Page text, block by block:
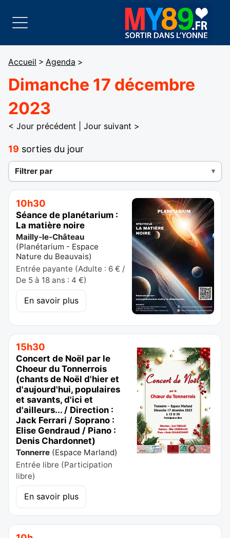
Accueil > Agenda >
Dimanche 17 décembre
2023
< Jour précédent Jour suivant >
19 sorties du jour
Filtrer par
10h30
Séance de planétarium :
La matière noire
Mailly-le-Château
(Planétarium - Espace
Nature du Beauvais)
Entrée payante (Adulte : 6 € /
De 5 à 18 ans : 4 €)
En savoir plus
15h30
Concert de Noël par le
Choeur du Tonnerrois
(chants de Noël d'hier et
d'aujourd'hui, populaires
et savants, d'ici et
d'ailleurs... / Direction :
Jack Ferrari / Soprano :
Elise Gendraud / Piano :
Denis Chardonnet)
Tonnerre (Espace Marland)
Entrée libre (Participation
libre)
En savoir plus